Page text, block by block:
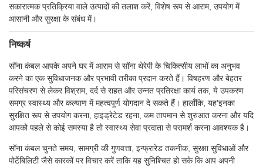
सकारात्मक प्रतिक्रिया वाले उत्पादों की तलाश करें, विशेष रूप से आराम, उपयोग में
आसानी और सुरक्षा के संबंध में।
निष्कर्ष
सॉना कंबल आपके अपने घर में आराम से सॉना थेरेपी के चिकित्सीय लाभों का अनुभव
करने का एक सुविधाजनक और प्रभावी तरीका प्रदान करते हैं। विषहरण और बेहतर
परिसंचरण से लेकर विश्राम, दर्द से राहत और उन्नत प्रतिरक्षा कार्य तक, ये उपकरण
समग्र स्वास्थ्य और कल्याण में महत्वपूर्ण योगदान दे सकते हैं। हालाँकि, यह’इनका
सुरक्षित रूप से उपयोग करना, हाइड्रेटेड रहना, कम तापमान से शुरुआत करना और यदि
आपको पहले से कोई समस्या है तो स्वास्थ्य सेवा प्रदाता से परामर्श करना आवश्यक है।
सॉना कंबल चुनते समय, सामग्री की गुणवत्ता, इन्फ्रारेड तकनीक, सुरक्षा सुविधाओं और
पोर्टेबिलिटी जैसे कारकों पर विचार करें ताकि यह सुनिश्चित हो सके कि आप अपनी